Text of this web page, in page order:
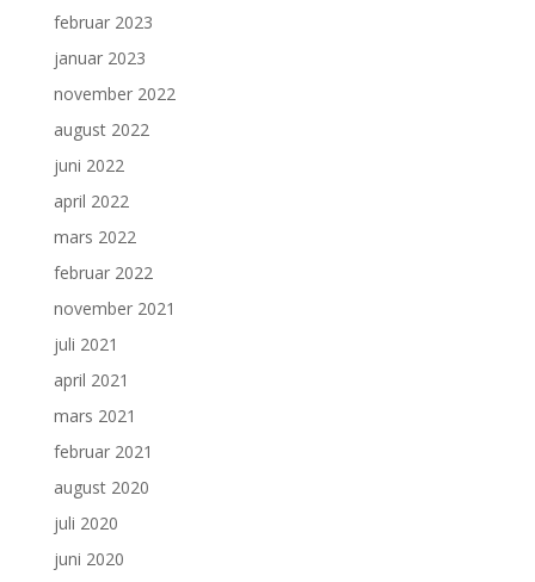
februar 2023
januar 2023
november 2022
august 2022
juni 2022
april 2022
mars 2022
februar 2022
november 2021
juli 2021
april 2021
mars 2021
februar 2021
august 2020
juli 2020
juni 2020